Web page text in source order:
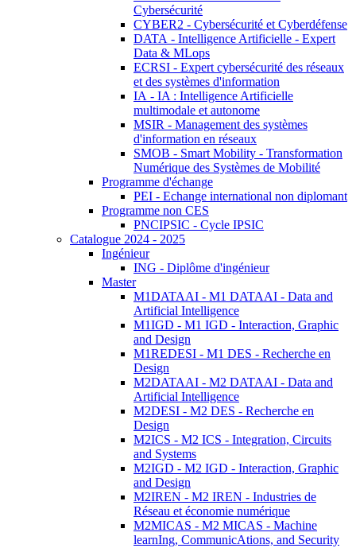
Cybersécurité
CYBER2 - Cybersécurité et Cyberdéfense
DATA - Intelligence Artificielle - Expert
Data & MLops
ECRSI - Expert cybersécurité des réseaux
et des systèmes d'information
IA - IA : Intelligence Artificielle
multimodale et autonome
MSIR - Management des systèmes
d'information en réseaux
SMOB - Smart Mobility - Transformation
Numérique des Systèmes de Mobilité
Programme d'échange
PEI - Echange international non diplomant
Programme non CES
PNCIPSIC - Cycle IPSIC
Catalogue 2024 - 2025
Ingénieur
ING - Diplôme d'ingénieur
Master
M1DATAAI - M1 DATAAI - Data and
Artificial Intelligence
M1IGD - M1 IGD - Interaction, Graphic
and Design
M1REDESI - M1 DES - Recherche en
Design
M2DATAAI - M2 DATAAI - Data and
Artificial Intelligence
M2DESI - M2 DES - Recherche en
Design
M2ICS - M2 ICS - Integration, Circuits
and Systems
M2IGD - M2 IGD - Interaction, Graphic
and Design
M2IREN - M2 IREN - Industries de
Réseau et économie numérique
M2MICAS - M2 MICAS - Machine
learnIng, CommunicAtions, and Security